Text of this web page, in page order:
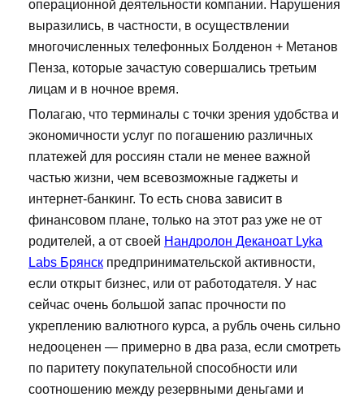
операционной деятельности компании. Нарушения
выразились, в частности, в осуществлении
многочисленных телефонных Болденон + Метанов
Пенза, которые зачастую совершались третьим
лицам и в ночное время.
Полагаю, что терминалы с точки зрения удобства и
экономичности услуг по погашению различных
платежей для россиян стали не менее важной
частью жизни, чем всевозможные гаджеты и
интернет-банкинг. То есть снова зависит в
финансовом плане, только на этот раз уже не от
родителей, а от своей Нандролон Деканоат Lyka
Labs Брянск предпринимательской активности,
если открыт бизнес, или от работодателя. У нас
сейчас очень большой запас прочности по
укреплению валютного курса, а рубль очень сильно
недооценен — примерно в два раза, если смотреть
по паритету покупательной способности или
соотношению между резервными деньгами и